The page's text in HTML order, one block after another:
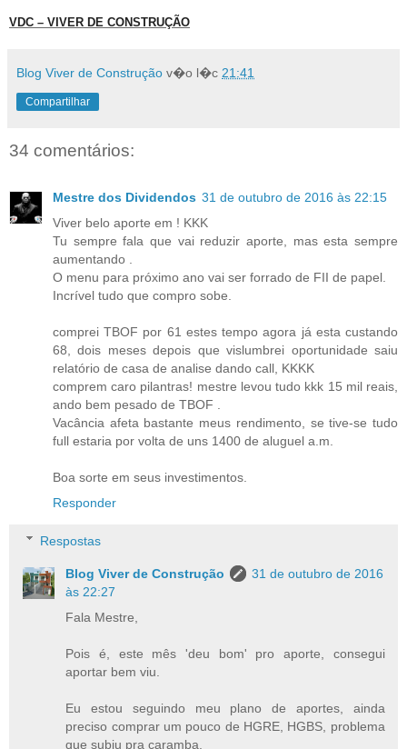
VDC – VIVER DE CONSTRUÇÃO
Blog Viver de Construção v�o l�c 21:41
Compartilhar
34 comentários:
Mestre dos Dividendos 31 de outubro de 2016 às 22:15
Viver belo aporte em ! KKK
Tu sempre fala que vai reduzir aporte, mas esta sempre
aumentando .
O menu para próximo ano vai ser forrado de FII de papel.
Incrível tudo que compro sobe.
comprei TBOF por 61 estes tempo agora já esta custando
68, dois meses depois que vislumbrei oportunidade saiu
relatório de casa de analise dando call, KKKK
comprem caro pilantras! mestre levou tudo kkk 15 mil reais,
ando bem pesado de TBOF .
Vacância afeta bastante meus rendimento, se tive-se tudo
full estaria por volta de uns 1400 de aluguel a.m.
Boa sorte em seus investimentos.
Responder
Respostas
Blog Viver de Construção
31 de outubro de 2016
às 22:27
Fala Mestre,
Pois é, este mês 'deu bom' pro aporte, consegui
aportar bem viu.
Eu estou seguindo meu plano de aportes, ainda
preciso comprar um pouco de HGRE, HGBS, problema
que subiu pra caramba.